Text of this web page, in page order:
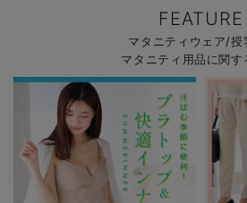
FEATURE
マタニティウェア/授
マタニティ用品に関す